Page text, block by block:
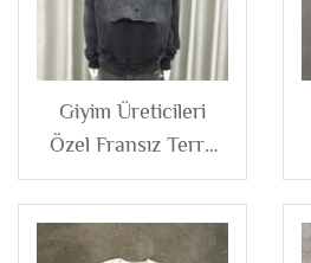
Giyim Üreticileri
Özel Fransız Terry
%100 Pamuk
Oversize Vintage
Asit Yıkama Yırtık